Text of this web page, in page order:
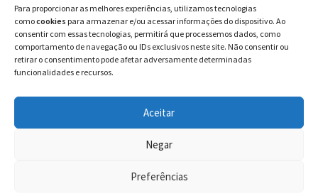
Para proporcionar as melhores experiências, utilizamos tecnologias
comocookies para armazenar e/ou acessar informações do dispositivo. Ao
consentir com essas tecnologias, permitirá que processemos dados, como
comportamento de navegação ou IDs exclusivos neste site. Não consentir ou
retirar o consentimento pode afetar adversamente determinadas
funcionalidades e recursos.
Aceitar
Negar
Preferências
Pesquisar
por:
© BLUE e os gatos ∙ todos os direitos reservados.
Histórias inspiradas em gatos reais. Adote e cuide dos
gatos!